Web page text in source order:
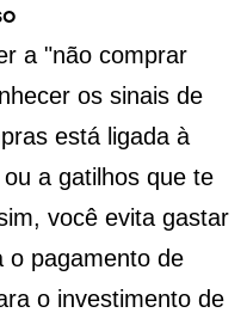
a "não comprar
os sinais de
está ligada à
a gatilhos que te
você evita gastar
o pagamento de
o investimento de